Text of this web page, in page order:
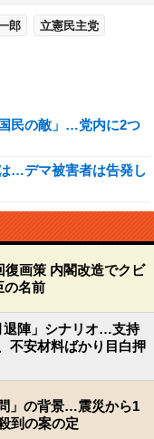
郎 立憲民主党
民の敵」…党内に2つ
…デマ被害者は告発し
画策 内閣改造でクビ
の名前
退陣」シナリオ…支持
不安材料ばかり目白押
」の背景…震災から1
到の案の定